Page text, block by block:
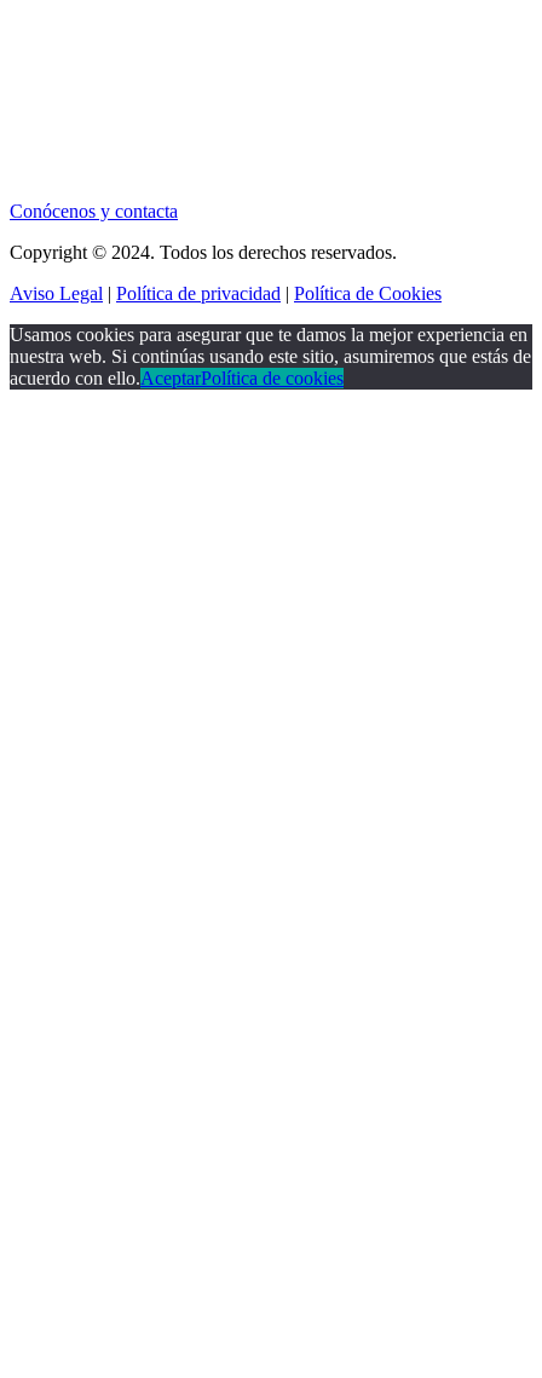
Conócenos y contacta
Copyright © 2024. Todos los derechos reservados.
Aviso Legal | Política de privacidad | Política de Cookies
Usamos cookies para asegurar que te damos la mejor experiencia en
nuestra web. Si continúas usando este sitio, asumiremos que estás de
acuerdo con ello.AceptarPolítica de cookies